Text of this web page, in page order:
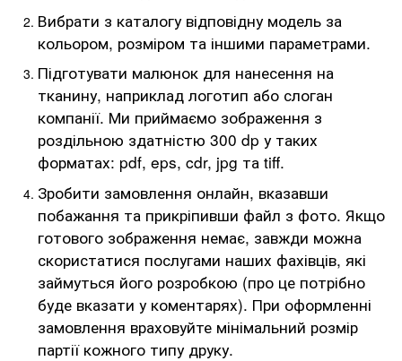
Вибрати з каталогу відповідну модель за
кольором, розміром та іншими параметрами.
Підготувати малюнок для нанесення на
тканину, наприклад логотип або слоган
компанії. Ми приймаємо зображення з
роздільною здатністю 300 dp у таких
форматах: pdf, eps, cdr, jpg та tiff.
Зробити замовлення онлайн, вказавши
побажання та прикріпивши файл з фото. Якщо
готового зображення немає, завжди можна
скористатися послугами наших фахівців, які
займуться його розробкою (про це потрібно
буде вказати у коментарях). При оформленні
замовлення враховуйте мінімальний розмір
партії кожного типу друку.